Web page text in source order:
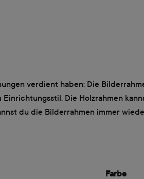
verdient haben: Die
Einrichtungsstil. Die Holzrahmen
du die Bilderrahmen immer
Farbe